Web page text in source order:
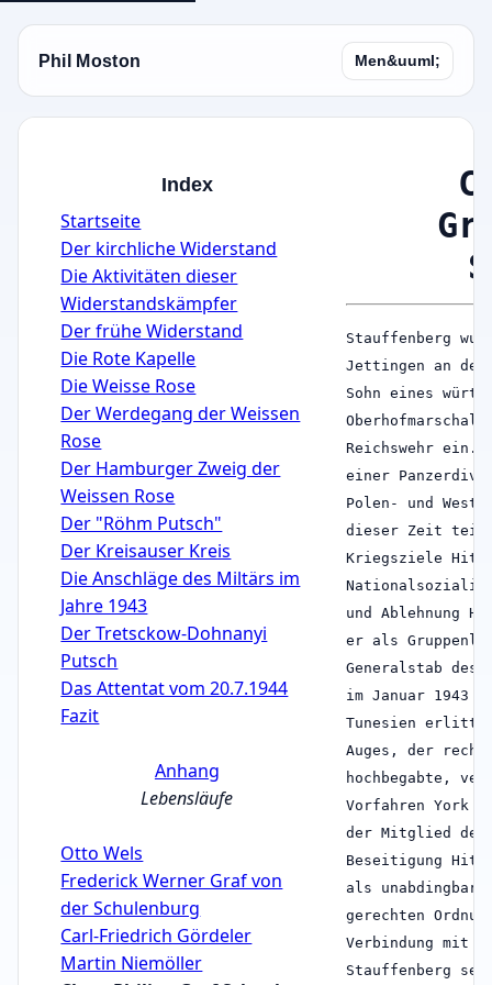
Phil Moston Men&uuml;
Index
Startseite
Der kirchliche Widerstand
Die Aktivitäten dieser
Widerstandskämpfer
Der frühe Widerstand
Die Rote Kapelle
Die Weisse Rose
Der Werdegang der Weissen
Rose
Der Hamburger Zweig der
Weissen Rose
Der "Röhm Putsch"
Der Kreisauser Kreis
Die Anschläge des Miltärs im
Jahre 1943
Der Tretsckow-Dohnanyi
Putsch
Das Attentat vom 20.7.1944
Fazit
Anhang
Lebensläufe
Otto Wels
Frederick Werner Graf von
der Schulenburg
Carl-Friedrich Gördeler
Martin Niemöller
Stauffenberg
Jettingen an der
Sohn eines
Reichswehr ein.
einer
Polen- und
dieser Zeit
Kriegsziele
und Ablehnung
er als
Generalstab des
im Januar 1943
Tunesien
Auges, der
hochbegabte,
Vorfahren York
der Mitglied des
Beseitigung
als unabdingbar
gerechten
Verbindung mit
Stauffenberg